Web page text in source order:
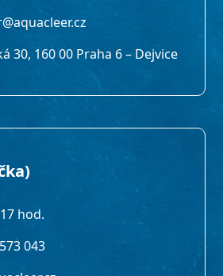
30, 160 00 Praha 6 – Dejvice
hod.
043